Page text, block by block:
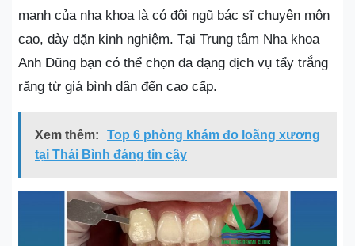
mạnh của nha khoa là có đội ngũ bác sĩ chuyên môn
cao, dày dặn kinh nghiệm. Tại Trung tâm Nha khoa
Anh Dũng bạn có thể chọn đa dạng dịch vụ tẩy trắng
răng từ giá bình dân đến cao cấp.
Xem thêm:
Top 6 phòng khám đo loãng xương
tại Thái Bình đáng tin cậy